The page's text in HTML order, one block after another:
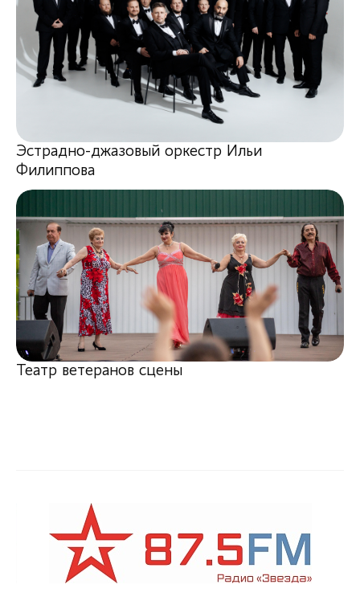
Эстрадно-джазовый оркестр Ильи
Филиппова
Театр ветеранов сцены